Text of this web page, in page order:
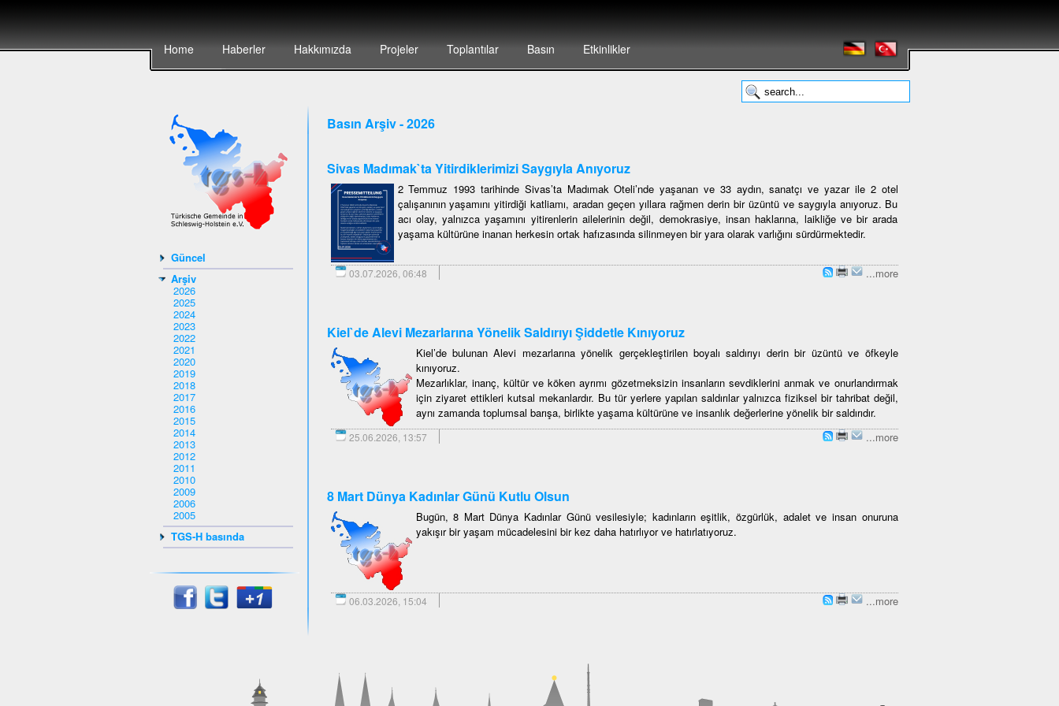
Home Haberler Hakkımızda Projeler Toplantılar Basın Etkinlikler
Güncel
Arşiv
2026
2025
2024
2023
2022
2021
2020
2019
2018
2017
2016
2015
2014
2013
2012
2011
2010
2009
2006
2005
TGS-H basında
Basın Arşiv - 2026
Sivas Madımak`ta Yitirdiklerimizi Saygıyla Anıyoruz
2 Temmuz 1993 tarihinde Sivas’ta Madımak Oteli’nde yaşanan ve 33 aydın, sanatçı ve yazar ile 2 otel
çalışanının yaşamını yitirdiği katliamı, aradan geçen yıllara rağmen derin bir üzüntü ve saygıyla anıyoruz. Bu
acı olay, yalnızca yaşamını yitirenlerin ailelerinin değil, demokrasiye, insan haklarına, laikliğe ve bir arada
yaşama kültürüne inanan herkesin ortak hafızasında silinmeyen bir yara olarak varlığını sürdürmektedir.
03.07.2026, 06:48 ...more
Kiel`de Alevi Mezarlarına Yönelik Saldırıyı Şiddetle Kınıyoruz
Kiel’de bulunan Alevi mezarlarına yönelik gerçekleştirilen boyalı saldırıyı derin bir üzüntü ve öfkeyle
kınıyoruz.
Mezarlıklar, inanç, kültür ve köken ayrımı gözetmeksizin insanların sevdiklerini anmak ve onurlandırmak
için ziyaret ettikleri kutsal mekanlardır. Bu tür yerlere yapılan saldırılar yalnızca fiziksel bir tahribat değil,
aynı zamanda toplumsal barışa, birlikte yaşama kültürüne ve insanlık değerlerine yönelik bir saldırıdır.
25.06.2026, 13:57 ...more
8 Mart Dünya Kadınlar Günü Kutlu Olsun
Bugün, 8 Mart Dünya Kadınlar Günü vesilesiyle; kadınların eşitlik, özgürlük, adalet ve insan onuruna
yakışır bir yaşam mücadelesini bir kez daha hatırlıyor ve hatırlatıyoruz.
06.03.2026, 15:04 ...more